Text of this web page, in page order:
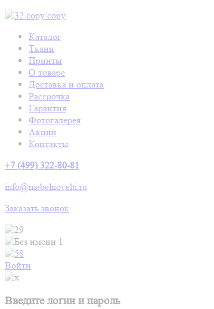
Каталог
Ткани
Принты
О товаре
Доставка и оплата
Рассрочка
Гарантия
Фотогалерея
Акции
Контакты
+7 (499) 322-80-81
info@mebelnovelti.ru
Заказать звонок
Войти
Введите логин и пароль